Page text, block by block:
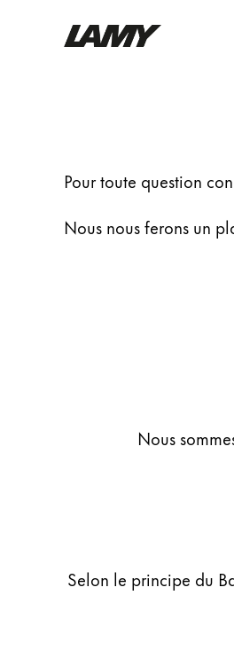
Stylo à pression/à vis
Stylo multi-système
Accessoires et pièces de
Pour toute question
Nous nous ferons un
Nous
Selon le principe du